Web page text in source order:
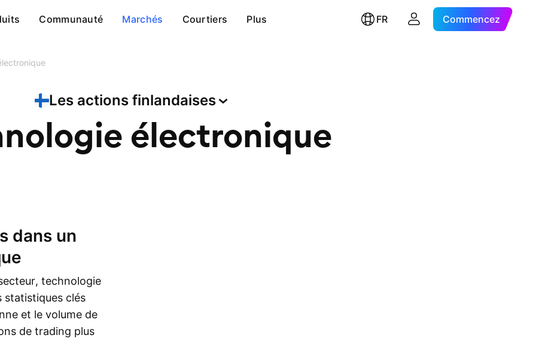
Communauté Marchés Courtiers Plus FR Commencez
Les actions finlandaises
électronique
technologie
statistiques clés
et le volume de
de trading plus